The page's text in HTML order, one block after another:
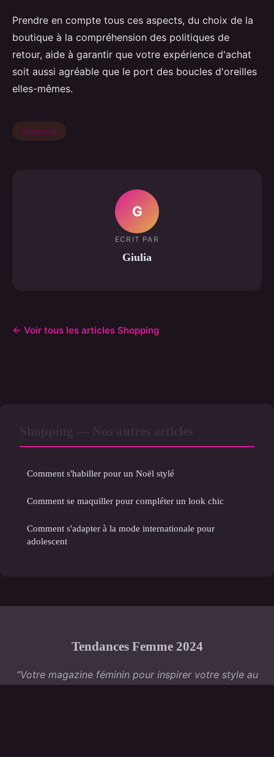
Prendre en compte tous ces aspects, du choix de la
boutique à la compréhension des politiques de
retour, aide à garantir que votre expérience d'achat
soit aussi agréable que le port des boucles d'oreilles
elles-mêmes.
Shopping
G
ECRIT PAR
Giulia
← Voir tous les articles Shopping
Comment s'habiller pour un Noël stylé
Comment se maquiller pour compléter un look chic
Comment s'adapter à la mode internationale pour
adolescent
Tendances Femme 2024
“Votre magazine féminin pour inspirer votre style au